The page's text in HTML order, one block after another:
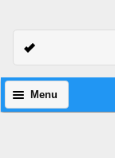
Menu